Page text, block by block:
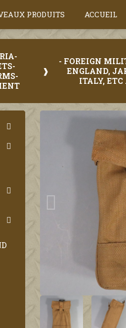
PRODUITS ACCUEIL
- FOREIGN
ENGLAND,
ITALY, ETC